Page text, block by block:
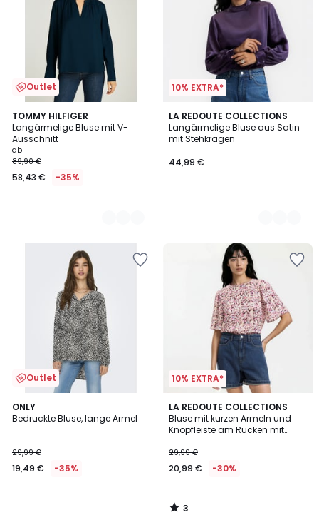
Outlet
TOMMY HILFIGER
Langärmelige Bluse mit V-
Ausschnitt
ab
89,90 €
58,43 € -35%
2
Farben
10% EXTRA*
LA REDOUTE COLLECTIONS
Langärmelige Bluse aus Satin
mit Stehkragen
44,99 €
2
Farben
Outlet
ONLY
Bedruckte Bluse, lange Ärmel
29,99 €
19,49 € -35%
10% EXTRA*
LA REDOUTE COLLECTIONS
Bluse mit kurzen Ärmeln und
Knopfleiste am Rücken mit
29,99 €
20,99 € -30%
3
/
5
3
/